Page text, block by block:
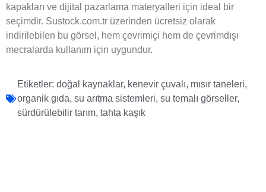
kapakları ve dijital pazarlama materyalleri için ideal bir
seçimdir. Sustock.com.tr üzerinden ücretsiz olarak
indirilebilen bu görsel, hem çevrimiçi hem de çevrimdışı
mecralarda kullanım için uygundur.
Etiketler: doğal kaynaklar, kenevir çuvalı, mısır taneleri,
organik gıda, su arıtma sistemleri, su temalı görseller,
sürdürülebilir tarım, tahta kaşık